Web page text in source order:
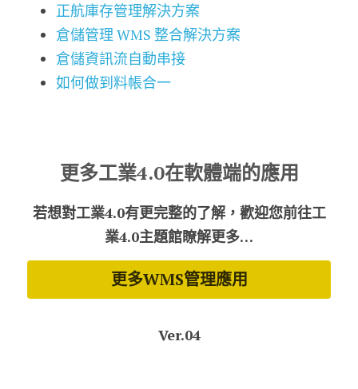
正航庫存管理解決方案
倉儲管理 WMS 整合解決方案
倉儲資訊流自動串接
如何做到料帳合一
更多工業4.0在軟體端的應用
若想對工業4.0有更完整的了解，歡迎您前往工
業4.0主題館瞭解更多…
更多WMS管理應用
Ver.04